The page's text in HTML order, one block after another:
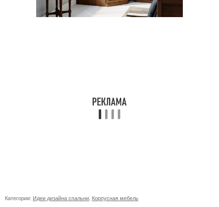
Категории: Идеи дизайна спальни Корпусная мебель